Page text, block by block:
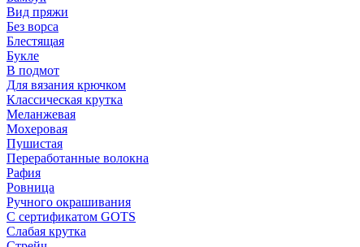
Вид пряжи
Без ворса
Блестящая
Букле
В подмот
Для вязания крючком
Классическая крутка
Меланжевая
Мохеровая
Пушистая
Переработанные волокна
Рафия
Ровница
Ручного окрашивания
С сертификатом GOTS
Слабая крутка